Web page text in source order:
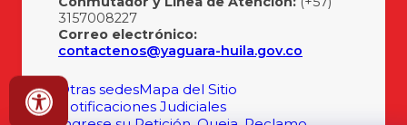
3157008227
Correo electrónico:
contactenos@yaguara-huila.gov.co
Otras sedesMapa del Sitio
Notificaciones Judiciales